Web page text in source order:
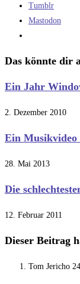
Tumblr
Mastodon
Das könnte dir
Ein Jahr
2. Dezember 2010
Ein Musikvideo
28. Mai 2013
Die
12. Februar 2011
Dieser Beitrag
Tom Jericho